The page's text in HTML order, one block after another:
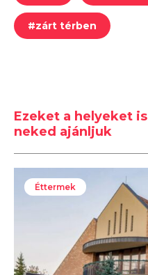
#zárt térben
Ezeket a helyeket is
neked ajánljuk
Éttermek